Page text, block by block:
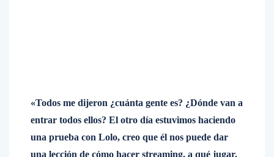
«Todos me dijeron ¿cuánta gente es? ¿Dónde van a
entrar todos ellos? El otro día estuvimos haciendo
una prueba con Lolo, creo que él nos puede dar
una lección de cómo hacer streaming, a qué jugar.